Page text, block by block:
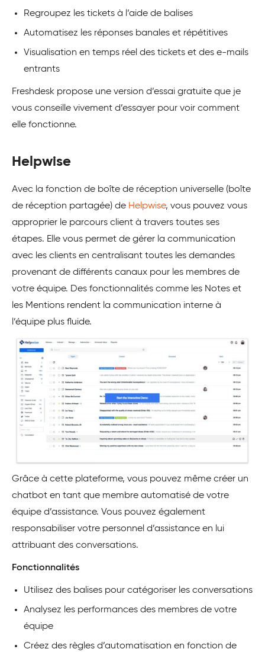
Regroupez les tickets à l’aide de balises
Automatisez les réponses banales et répétitives
Visualisation en temps réel des tickets et des e-mails
entrants
Freshdesk propose une version d’essai gratuite que je
vous conseille vivement d’essayer pour voir comment
elle fonctionne.
Helpwise
Avec la fonction de boîte de réception universelle (boîte
de réception partagée) de Helpwise, vous pouvez vous
approprier le parcours client à travers toutes ses
étapes. Elle vous permet de gérer la communication
avec les clients en centralisant toutes les demandes
provenant de différents canaux pour les membres de
votre équipe. Des fonctionnalités comme les Notes et
les Mentions rendent la communication interne à
l’équipe plus fluide.
Grâce à cette plateforme, vous pouvez même créer un
chatbot en tant que membre automatisé de votre
équipe d’assistance. Vous pouvez également
responsabiliser votre personnel d’assistance en lui
attribuant des conversations.
Fonctionnalités
Utilisez des balises pour catégoriser les conversations
Analysez les performances des membres de votre
équipe
Créez des règles d’automatisation en fonction de